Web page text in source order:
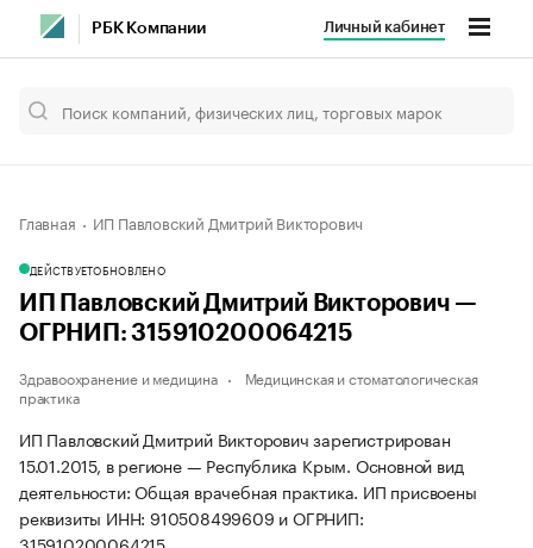
РБК Компании Личный кабинет
Главная ИП Павловский Дмитрий Викторович
ДЕЙСТВУЕТОБНОВЛЕНО
ИП Павловский Дмитрий Викторович —
ОГРНИП: 315910200064215
Здравоохранение и медицина
Медицинская и стоматологическая
практика
ИП Павловский Дмитрий Викторович зарегистрирован
15.01.2015, в регионе — Республика Крым. Основной вид
деятельности: Общая врачебная практика. ИП присвоены
реквизиты ИНН: 910508499609 и ОГРНИП: